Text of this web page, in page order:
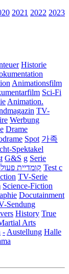
2021 2022 2023
Historie
Animationsfilm
Sci-Fi
Animation.
TV-
Werbung
Drame
Spot 가족
Spektakel
G&S g Serie
קומדיית Test c
TV-Serie
Science-Fiction
Docutainment
Sendung
History True
Arts
- Austellung Halle